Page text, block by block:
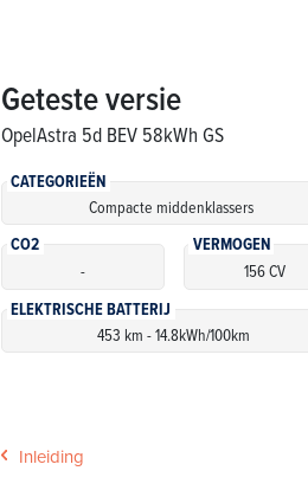
Geteste versie
OpelAstra 5d BEV 58kWh GS
CATEGORIEËN
Compacte middenklassers
CO2
-
VERMOGEN
156 CV
ELEKTRISCHE BATTERIJ
453 km - 14.8kWh/100km
Inleiding